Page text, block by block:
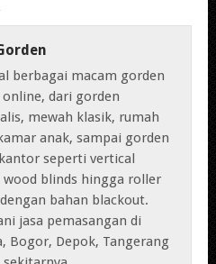
berbagai macam gorden
online, dari gorden
mewah klasik, rumah
anak, sampai gorden
seperti vertical
wood blinds hingga roller
bahan blackout.
jasa pemasangan di
Bogor, Depok, Tangerang